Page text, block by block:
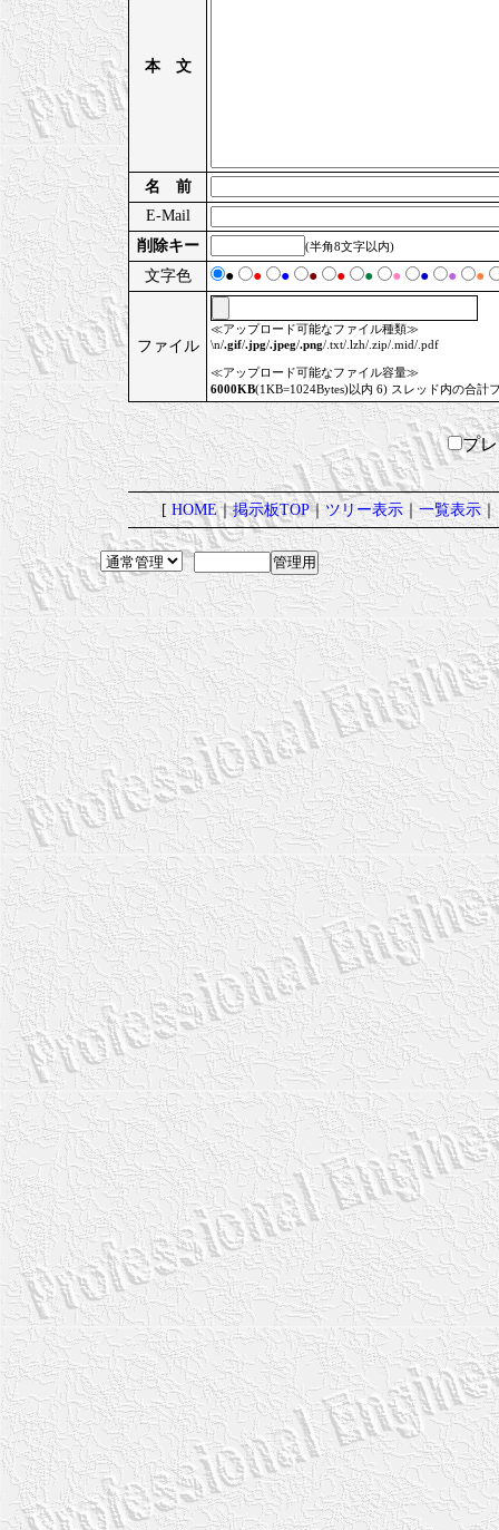
本 文
名 前
E-Mail
削除キー
(半角8文字以内)
文字色 ● ● ● ● ● ● ● ● ● ●
ファイル
≪アップロード可能なファイル種類≫
\n/.gif/.jpg/.jpeg/.png/.txt/.lzh/.zip/.mid/.pdf
≪アップロード可能なファイル容量≫
6000KB(1KB=1024Bytes)以内 6) スレッド内の合計
プ
[ HOME｜掲示板TOP｜ツリー表示｜一覧表示｜